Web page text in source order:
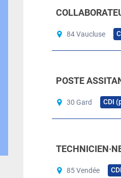
84 Vaucluse
POSTE
30 Gard CDI
85 Vendée